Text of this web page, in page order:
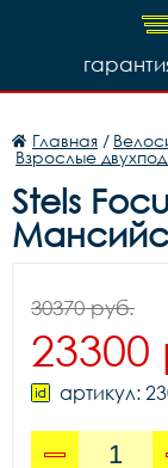
Главная /
Взрослые
Stels
30370 руб.
23300
артикул: